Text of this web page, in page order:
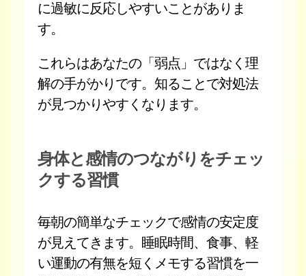
に過敏に反応しやすいことがありま
す。
これらはあなたの「弱点」ではなく理
解の手がかりです。知ることで対処法
が見つかりやすくなります。
身体と感情のつながりをチェッ
クする習慣
毎朝の簡単なチェックで感情の安定度
が見えてきます。睡眠時間、食事、軽
い運動の有無を短くメモする習慣を一